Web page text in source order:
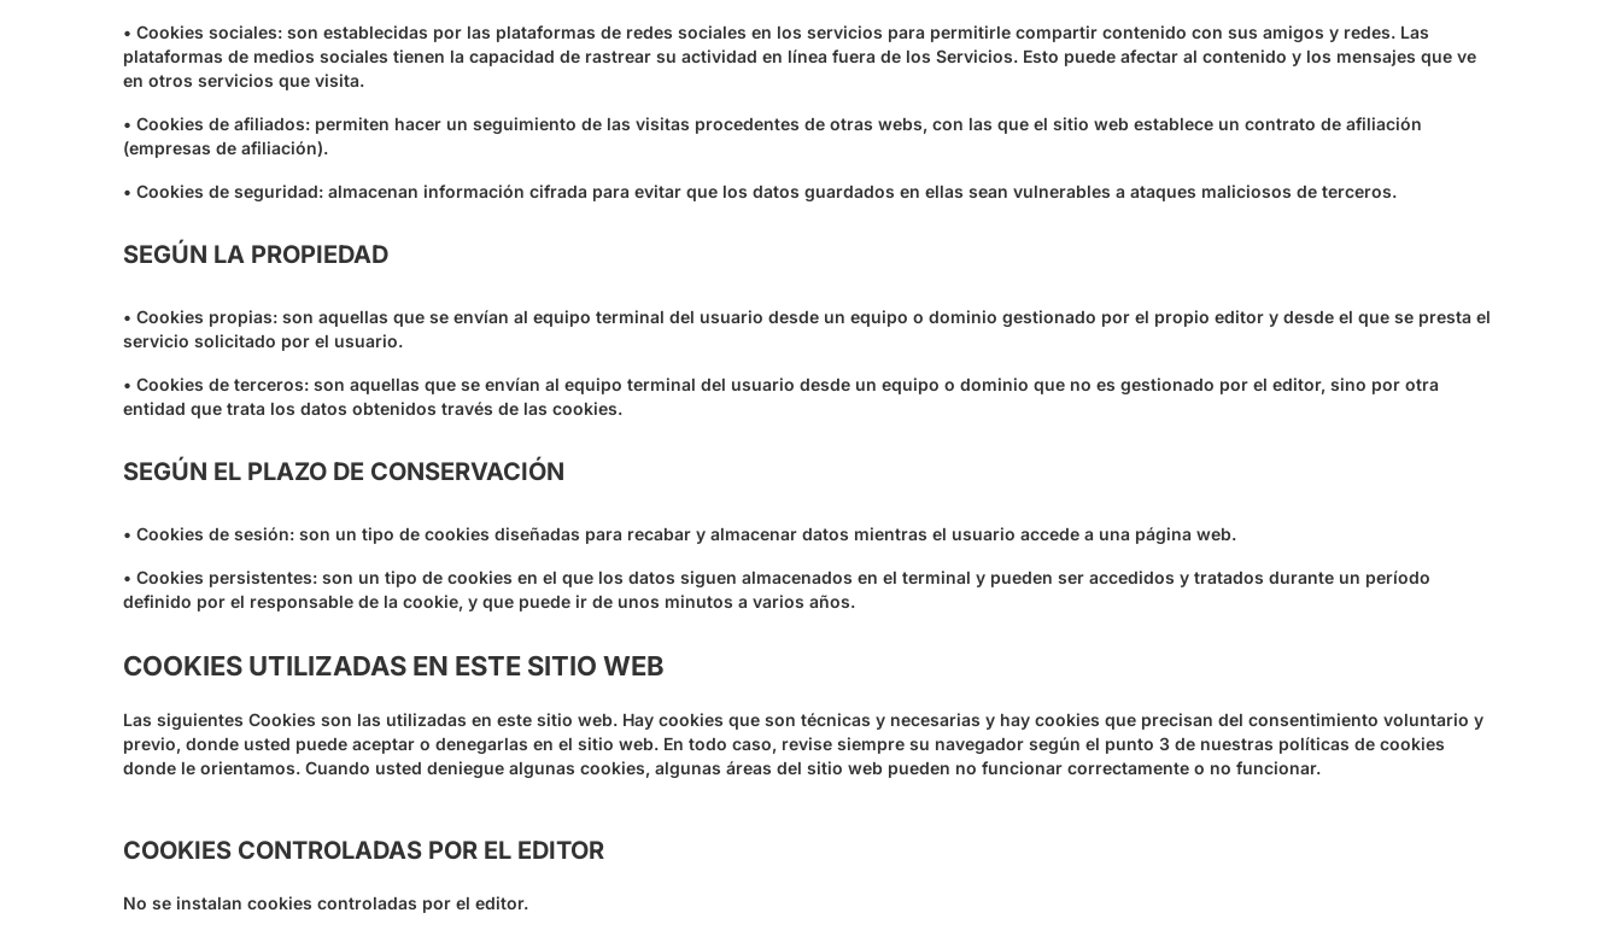
• Cookies sociales: son establecidas por las plataformas de redes sociales en los servicios para permitirle compartir contenido con sus amigos y redes. Las
plataformas de medios sociales tienen la capacidad de rastrear su actividad en línea fuera de los Servicios. Esto puede afectar al contenido y los mensajes que ve
en otros servicios que visita.
• Cookies de afiliados: permiten hacer un seguimiento de las visitas procedentes de otras webs, con las que el sitio web establece un contrato de afiliación
(empresas de afiliación).
• Cookies de seguridad: almacenan información cifrada para evitar que los datos guardados en ellas sean vulnerables a ataques maliciosos de terceros.
SEGÚN LA PROPIEDAD
• Cookies propias: son aquellas que se envían al equipo terminal del usuario desde un equipo o dominio gestionado por el propio editor y desde el que se presta el
servicio solicitado por el usuario.
• Cookies de terceros: son aquellas que se envían al equipo terminal del usuario desde un equipo o dominio que no es gestionado por el editor, sino por otra
entidad que trata los datos obtenidos través de las cookies.
SEGÚN EL PLAZO DE CONSERVACIÓN
• Cookies de sesión: son un tipo de cookies diseñadas para recabar y almacenar datos mientras el usuario accede a una página web.
• Cookies persistentes: son un tipo de cookies en el que los datos siguen almacenados en el terminal y pueden ser accedidos y tratados durante un período
definido por el responsable de la cookie, y que puede ir de unos minutos a varios años.
COOKIES UTILIZADAS EN ESTE SITIO WEB
Las siguientes Cookies son las utilizadas en este sitio web. Hay cookies que son técnicas y necesarias y hay cookies que precisan del consentimiento voluntario y
previo, donde usted puede aceptar o denegarlas en el sitio web. En todo caso, revise siempre su navegador según el punto 3 de nuestras políticas de cookies
donde le orientamos. Cuando usted deniegue algunas cookies, algunas áreas del sitio web pueden no funcionar correctamente o no funcionar.
COOKIES CONTROLADAS POR EL EDITOR
No se instalan cookies controladas por el editor.